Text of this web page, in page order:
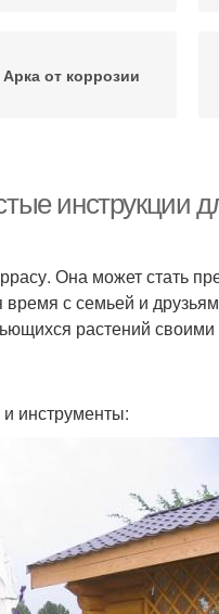
Арка от коррозии
Арки из дерева
инструкции
Она может стать
с семьей и
растений
инструменты: